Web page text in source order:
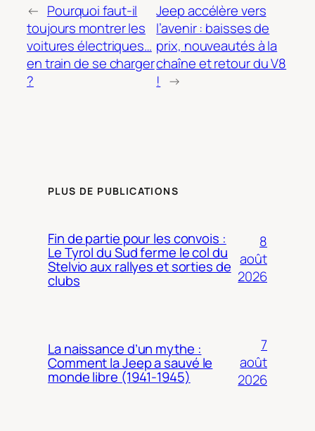
← Pourquoi faut-il
toujours montrer les
voitures électriques…
en train de se charger
?
Jeep accélère vers
l’avenir : baisses de
prix, nouveautés à la
chaîne et retour du V8
! →
PLUS DE PUBLICATIONS
Fin de partie pour les convois :
Le Tyrol du Sud ferme le col du
Stelvio aux rallyes et sorties de
clubs
8
août
2026
La naissance d’un mythe :
Comment la Jeep a sauvé le
monde libre (1941-1945)
7
août
2026